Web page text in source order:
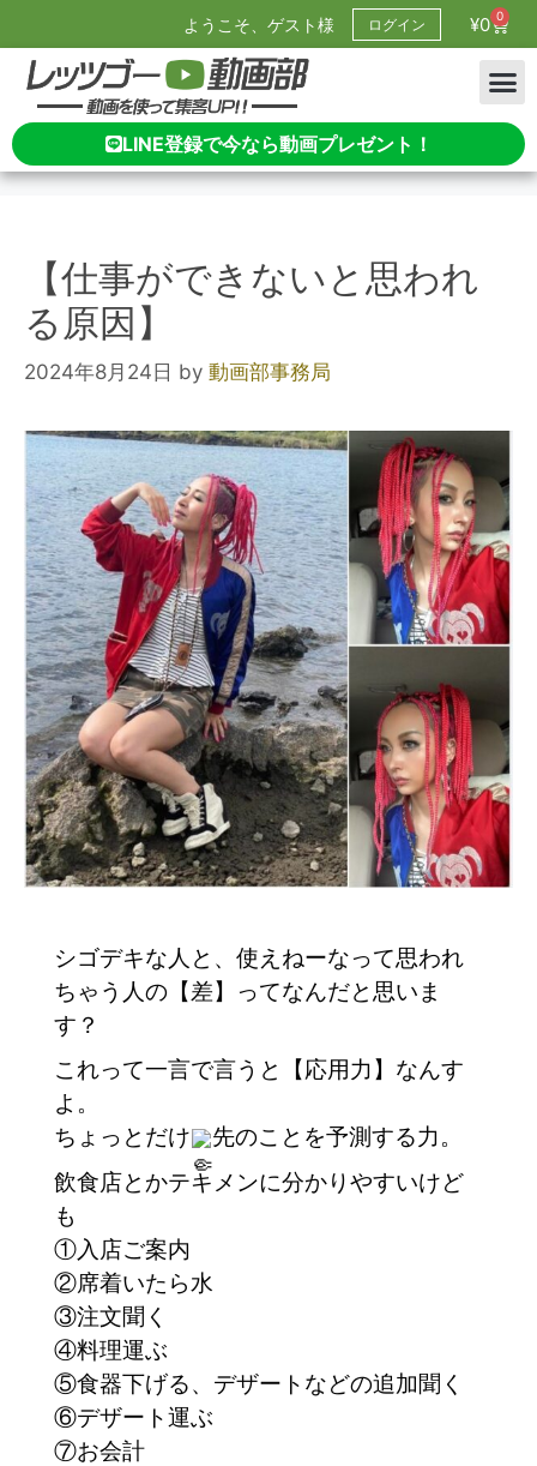
ようこそ、ゲスト様 ログイン ¥0 0
LINE登録で今なら動画プレゼント！
【仕事ができないと思われ
る原因】
2024年8月24日 by 動画部事務局
シゴデキな人と、使えねーなって思われ
ちゃう人の【差】ってなんだと思いま
す？
これって一言で言うと【応用力】なんす
よ。
ちょっとだけ
先のことを予測する力。
飲食店とかテキメンに分かりやすいけど
も
①入店ご案内
②席着いたら水
③注文聞く
④料理運ぶ
⑤食器下げる、デザートなどの追加聞く
⑥デザート運ぶ
⑦お会計